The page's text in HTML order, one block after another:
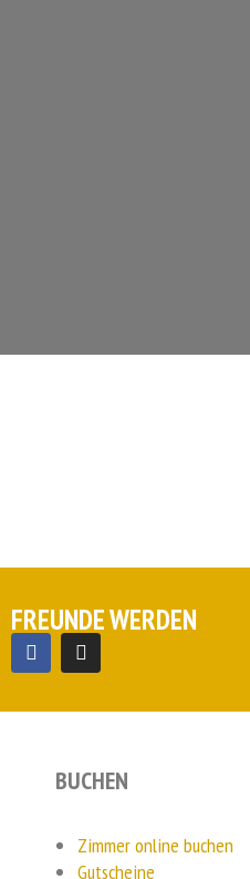
FREUNDE WERDEN
BUCHEN
Zimmer online buchen
Gutscheine